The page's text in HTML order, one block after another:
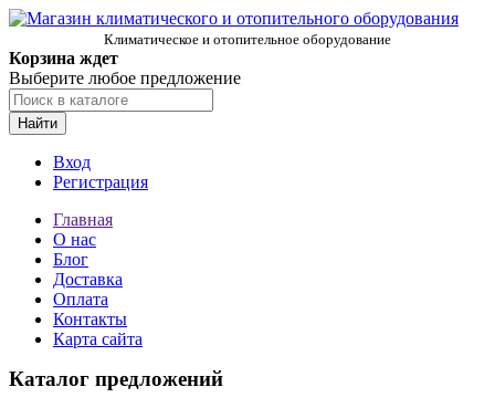
Климатическое и отопительное оборудование
Корзина ждет
Выберите любое предложение
Найти
Вход
Регистрация
Главная
О нас
Блог
Доставка
Оплата
Контакты
Карта сайта
Каталог предложений